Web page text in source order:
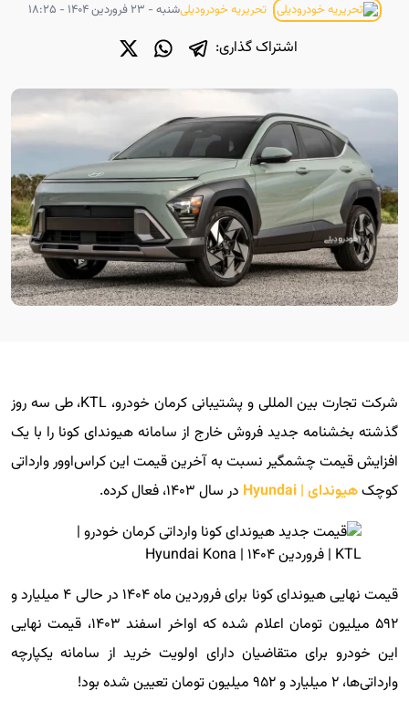
تحریریه خودرودیلیشنبه - ۲۳ فروردین ۱۴۰۴ - ۱۸:۲۵
اشتراک گذاری:
شرکت تجارت بین المللی و پشتیبانی کرمان خودرو، KTL، طی سه روز
گذشته بخشنامه جدید فروش خارج از سامانه هیوندای کونا را با یک
افزایش قیمت چشمگیر نسبت به آخرین قیمت این کراس‌اوور وارداتی
کوچکهیوندای | Hyundai در سال ۱۴۰۳، فعال کرده.
قیمت نهایی هیوندای کونا برای فروردین ماه ۱۴۰۴ در حالی ۴ میلیارد و
۵۹۲ میلیون تومان اعلام شده که اواخر اسفند ۱۴۰۳، قیمت نهایی
این خودرو برای متقاضیان دارای اولویت خرید از سامانه یکپارچه
وارداتی‌ها، ۲ میلیارد و ۹۵۲ میلیون تومان تعیین شده بود!